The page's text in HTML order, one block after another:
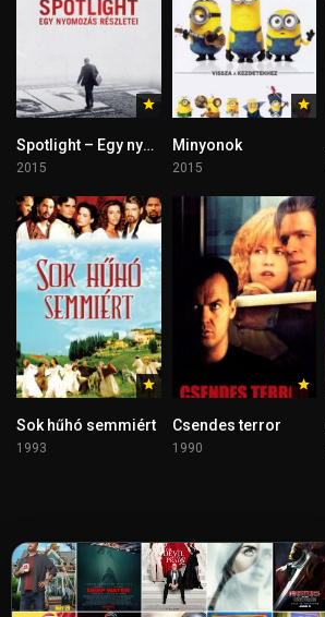
Spotlight – Egy nyomozás részletei
2015
Minyonok
2015
Sok hűhó semmiért
1993
Csendes terror
1990